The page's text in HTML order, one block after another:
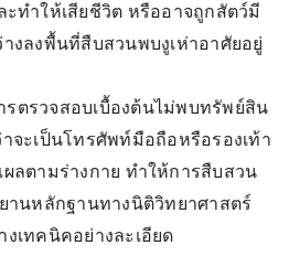
ทำให้เสียชีวิต หรืออาจถูกสัตว์มี
งลงพื้นที่สืบสวนพบงูเห่าอาศัยอยู่
รตรวจสอบเบื้องต้นไม่พบทรัพย์สิน
จะเป็นโทรศัพท์มือถือหรือรองเท้า
ลตามร่างกาย ทำให้การสืบสวน
านหลักฐานทางนิติวิทยาศาสตร์
เทคนิคอย่างละเอียด